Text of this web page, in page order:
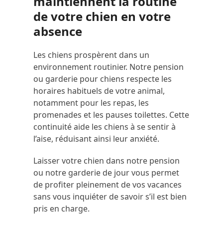
de votre chien en votre
absence
Les chiens prospèrent dans un
environnement routinier. Notre pension
ou garderie pour chiens respecte les
horaires habituels de votre animal,
notamment pour les repas, les
promenades et les pauses toilettes. Cette
continuité aide les chiens à se sentir à
l’aise, réduisant ainsi leur anxiété.
Laisser votre chien dans notre pension
ou notre garderie de jour vous permet
de profiter pleinement de vos vacances
sans vous inquiéter de savoir s’il est bien
pris en charge.